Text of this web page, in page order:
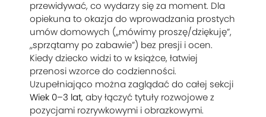
przewidywać, co wydarzy się za moment. Dla
opiekuna to okazja do wprowadzania prostych
umów domowych („mówimy proszę/dziękuję”,
„sprzątamy po zabawie”) bez presji i ocen.
Kiedy dziecko widzi to w książce, łatwiej
przenosi wzorce do codzienności.
Uzupełniająco można zaglądać do całej sekcji
Wiek 0–3 lat, aby łączyć tytuły rozwojowe z
pozycjami rozrywkowymi i obrazkowymi.